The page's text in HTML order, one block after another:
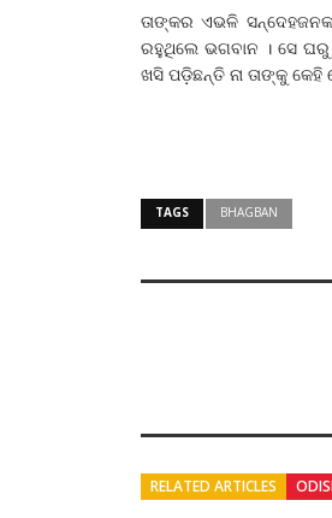
ତାଙ୍କର ଏଭଳି
ରହୁଥିଲେ ଭଗବାନ । ସେ
ଖସି ପଡ଼ିଛନ୍ତି ନା ତାଙ୍କୁ
TAGS BHAGBAN
RELATED ARTICLES